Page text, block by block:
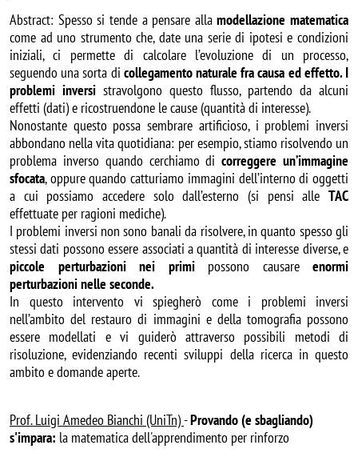
Abstract: Spesso si tende a pensare allamodellazione matematica
come ad uno strumento che, date una serie di ipotesi e condizioni
iniziali, ci permette di calcolare l’evoluzione di un processo,
seguendo una sorta di collegamento naturale fra causa ed effetto. I
problemi inversi stravolgono questo flusso, partendo da alcuni
effetti (dati) e ricostruendone le cause (quantità di interesse).
Nonostante questo possa sembrare artificioso, i problemi inversi
abbondano nella vita quotidiana: per esempio, stiamo risolvendo un
problema inverso quando cerchiamo dicorreggere un’immagine
sfocata, oppure quando catturiamo immagini dell’interno di oggetti
a cui possiamo accedere solo dall’esterno (si pensi alle TAC
effettuate per ragioni mediche).
I problemi inversi non sono banali da risolvere, in quanto spesso gli
stessi dati possono essere associati a quantità di interesse diverse, e
piccole perturbazioni nei primipossono causare enormi
perturbazioni nelle seconde.
In questo intervento vi spiegherò come i problemi inversi
nell’ambito del restauro di immagini e della tomografia possono
essere modellati e vi guiderò attraverso possibili metodi di
risoluzione, evidenziando recenti sviluppi della ricerca in questo
ambito e domande aperte.
Prof. Luigi Amedeo Bianchi (UniTn)-Provando (e sbagliando)
s'impara: la matematica dell'apprendimento per rinforzo